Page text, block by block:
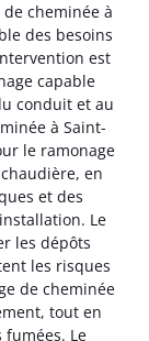
cheminée à
des besoins
est
capable
conduit et au
à Saint-
le ramonage
en
et des
Le
les dépôts
les risques
de cheminée
tout en
Le